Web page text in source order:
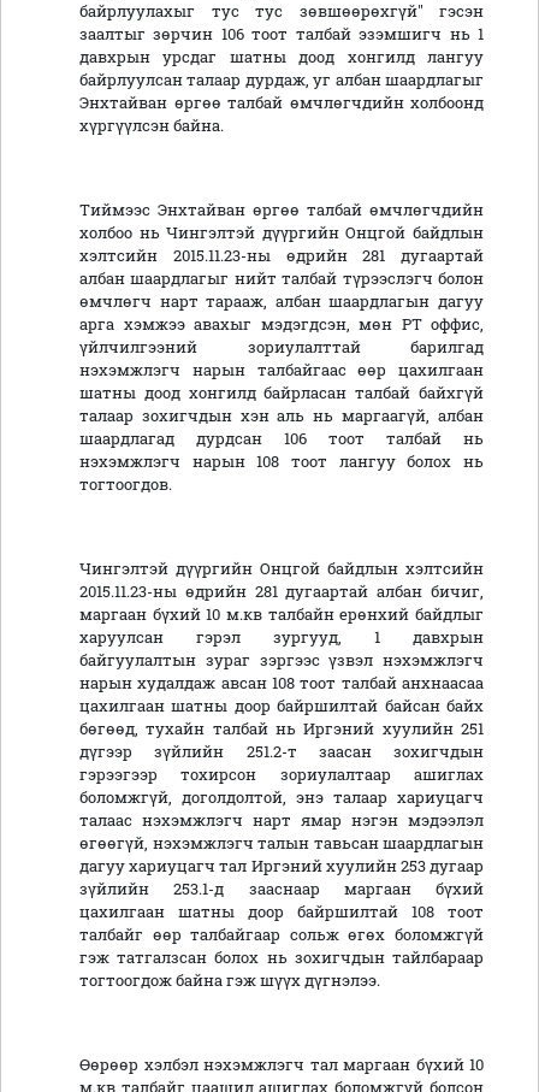
байрлуулахыг тус тус зөвшөөрөхгүй" гэсэн
заалтыг зөрчин 106 тоот талбай эзэмшигч нь 1
давхрын урсдаг шатны доод хонгилд лангуу
байрлуулсан талаар дурдаж, уг албан шаардлагыг
Энхтайван өргөө талбай өмчлөгчдийн холбоонд
хүргүүлсэн байна.
Тиймээс Энхтайван өргөө талбай өмчлөгчдийн
холбоо нь Чингэлтэй дүүргийн Онцгой байдлын
хэлтсийн 2015.11.23-ны өдрийн 281 дугаартай
албан шаардлагыг нийт талбай түрээслэгч болон
өмчлөгч нарт тарааж, албан шаардлагын дагуу
арга хэмжээ авахыг мэдэгдсэн, мөн PT оффис,
үйлчилгээний зориулалттай барилгад
нэхэмжлэгч нарын талбайгаас өөр цахилгаан
шатны доод хонгилд байрласан талбай байхгүй
талаар зохигчдын хэн аль нь маргаагүй, албан
шаардлагад дурдсан 106 тоот талбай нь
нэхэмжлэгч нарын 108 тоот лангуу болох нь
тогтоогдов.
Чингэлтэй дүүргийн Онцгой байдлын хэлтсийн
2015.11.23-ны өдрийн 281 дугаартай албан бичиг,
маргаан бүхий 10 м.кв талбайн ерөнхий байдлыг
харуулсан гэрэл зургууд, 1 давхрын
байгуулалтын зураг зэргээс үзвэл нэхэмжлэгч
нарын худалдаж авсан 108 тоот талбай анхнаасаа
цахилгаан шатны доор байршилтай байсан байх
бөгөөд, тухайн талбай нь Иргэний хуулийн 251
дүгээр зүйлийн 251.2-т заасан зохигчдын
гэрээгээр тохирсон зориулалтаар ашиглах
боломжгүй, доголдолтой, энэ талаар хариуцагч
талаас нэхэмжлэгч нарт ямар нэгэн мэдээлэл
өгөөгүй, нэхэмжлэгч талын тавьсан шаардлагын
дагуу хариуцагч тал Иргэний хуулийн 253 дугаар
зүйлийн 253.1-д зааснаар маргаан бүхий
цахилгаан шатны доор байршилтай 108 тоот
талбайг өөр талбайгаар сольж өгөх боломжгүй
гэж татгалзсан болох нь зохигчдын тайлбараар
тогтоогдож байна гэж шүүх дүгнэлээ.
Өөрөөр хэлбэл нэхэмжлэгч тал маргаан бүхий 10
м.кв талбайг цаашид ашиглах боломжгүй болсон